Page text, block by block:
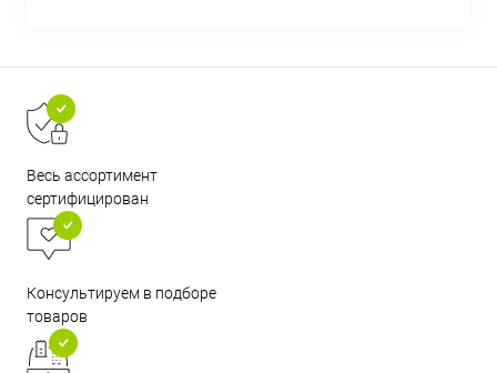
Весь ассортимент
сертифицирован
Консультируем в подборе
товаров